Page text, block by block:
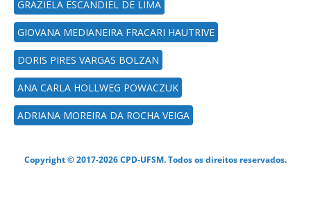
GRAZIELA ESCANDIEL DE LIMA
GIOVANA MEDIANEIRA FRACARI HAUTRIVE
DORIS PIRES VARGAS BOLZAN
ANA CARLA HOLLWEG POWACZUK
ADRIANA MOREIRA DA ROCHA VEIGA
Copyright © 2017-2026 CPD-UFSM. Todos os direitos reservados.